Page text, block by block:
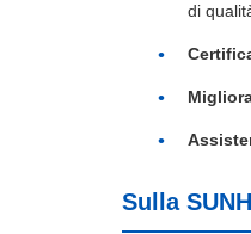
di
Sulla